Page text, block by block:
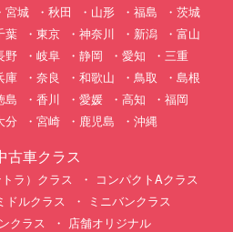
宮城 秋田 山形 福島
茨城
葉 東京 神奈川 新潟
富山
野 岐阜 静岡 愛知
三重
庫 奈良 和歌山 鳥取
島根
島 香川 愛媛 高知
福岡
分 宮崎 鹿児島 沖縄
古車クラス
ラ）クラス
コンパクトAクラス
ドルクラス
ミニバンクラス
クラス 店舗オリジナル